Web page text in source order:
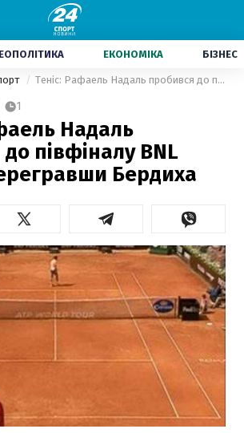
ЕКОНОМІКА БІЗНЕС
Теніс: Рафаель Надаль пробився до півфіналу BNL d'Italia, перегравши Бердиха
1
Надаль
півфіналу BNL
Бердиха